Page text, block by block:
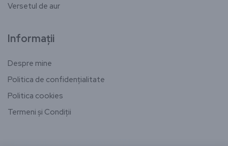
Versetul de aur
Informații
Despre mine
Politica de confidențialitate
Politica cookies
Termeni și Condiții